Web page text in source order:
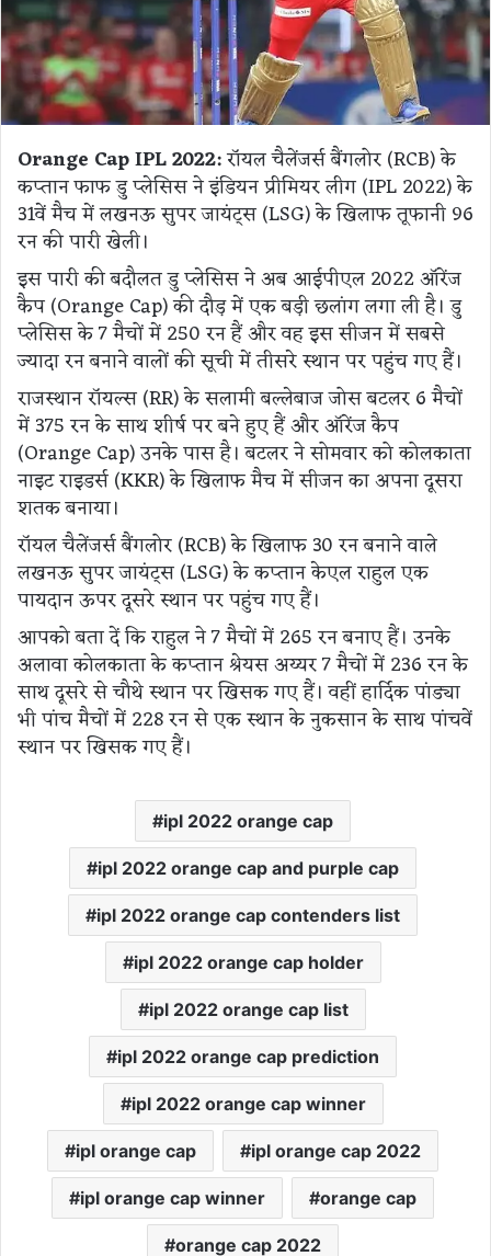
Orange Cap IPL 2022:रॉयल चैलेंजर्स बैंगलोर (RCB) के
कप्तान फाफ डु प्लेसिस ने इंडियन प्रीमियर लीग (IPL 2022) के
31वें मैच में लखनऊ सुपर जायंट्स (LSG) के खिलाफ तूफानी 96
रन की पारी खेली।
इस पारी की बदौलत डु प्लेसिस ने अब आईपीएल 2022 ऑरेंज
कैप (Orange Cap) की दौड़ में एक बड़ी छलांग लगा ली है। डु
प्लेसिस के 7 मैचों में 250 रन हैं और वह इस सीजन में सबसे
ज्यादा रन बनाने वालों की सूची में तीसरे स्थान पर पहुंच गए हैं।
राजस्थान रॉयल्स (RR) के सलामी बल्लेबाज जोस बटलर 6 मैचों
में 375 रन के साथ शीर्ष पर बने हुए हैं और ऑरेंज कैप
(Orange Cap) उनके पास है। बटलर ने सोमवार को कोलकाता
नाइट राइडर्स (KKR) के खिलाफ मैच में सीजन का अपना दूसरा
शतक बनाया।
रॉयल चैलेंजर्स बैंगलोर (RCB) के खिलाफ 30 रन बनाने वाले
लखनऊ सुपर जायंट्स (LSG) के कप्तान केएल राहुल एक
पायदान ऊपर दूसरे स्थान पर पहुंच गए हैं।
आपको बता दें कि राहुल ने 7 मैचों में 265 रन बनाए हैं। उनके
अलावा कोलकाता के कप्तान श्रेयस अय्यर 7 मैचों में 236 रन के
साथ दूसरे से चौथे स्थान पर खिसक गए हैं। वहीं हार्दिक पांड्या
भी पांच मैचों में 228 रन से एक स्थान के नुकसान के साथ पांचवें
स्थान पर खिसक गए हैं।
ipl 2022 orange cap
ipl 2022 orange cap and purple cap
ipl 2022 orange cap contenders list
ipl 2022 orange cap holder
ipl 2022 orange cap list
ipl 2022 orange cap prediction
ipl 2022 orange cap winner
ipl orange cap ipl orange cap 2022
ipl orange cap winner orange cap
orange cap 2022